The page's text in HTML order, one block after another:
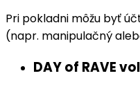
Pri pokladni môžu byť
(napr. manipulačný
DAY of RAVE